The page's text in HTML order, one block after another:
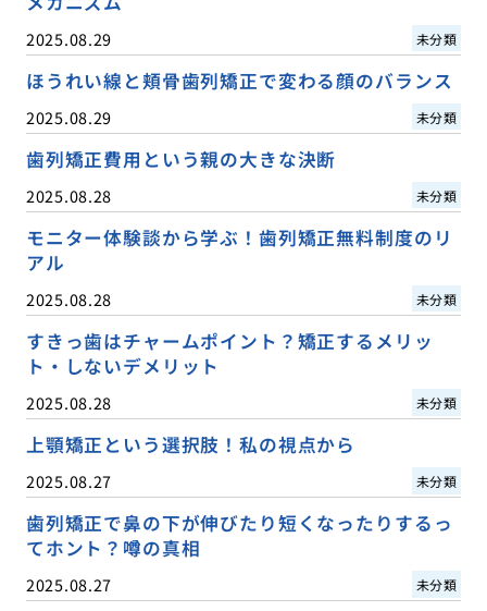
2025.08.29 未分類
ほうれい線と頬骨歯列矯正で変わる顔のバランス
2025.08.29 未分類
歯列矯正費用という親の大きな決断
2025.08.28 未分類
モニター体験談から学ぶ！歯列矯正無料制度のリ
アル
2025.08.28 未分類
すきっ歯はチャームポイント？矯正するメリッ
ト・しないデメリット
2025.08.28 未分類
上顎矯正という選択肢！私の視点から
2025.08.27 未分類
歯列矯正で鼻の下が伸びたり短くなったりするっ
てホント？噂の真相
2025.08.27 未分類